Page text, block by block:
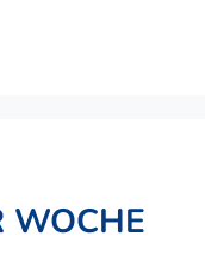
WOCHE